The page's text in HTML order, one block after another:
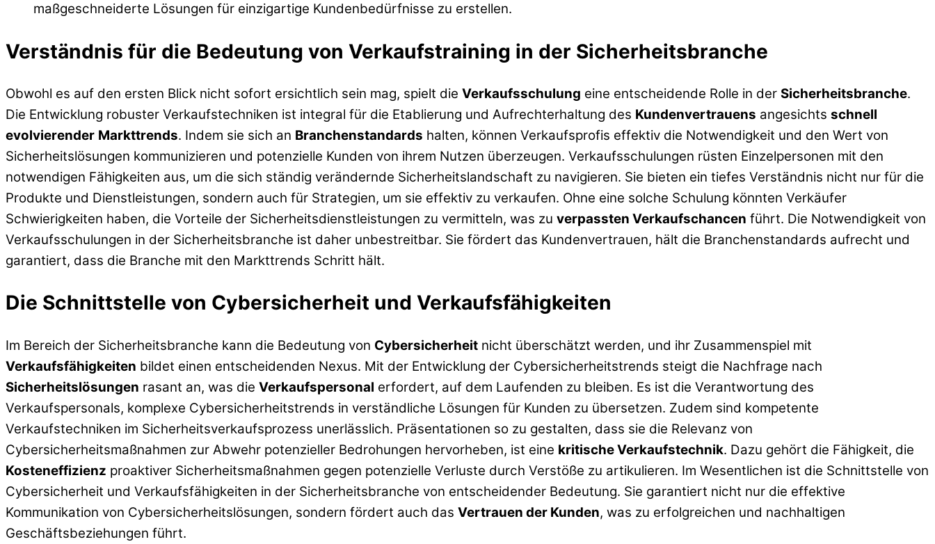
maßgeschneiderte Lösungen für einzigartige Kundenbedürfnisse zu erstellen.
Verständnis für die Bedeutung von Verkaufstraining in der Sicherheitsbranche
Obwohl es auf den ersten Blick nicht sofort ersichtlich sein mag, spielt die Verkaufsschulung eine entscheidende Rolle in der Sicherheitsbranche.
Die Entwicklung robuster Verkaufstechniken ist integral für die Etablierung und Aufrechterhaltung des Kundenvertrauens angesichts schnell
evolvierender Markttrends. Indem sie sich an Branchenstandards halten, können Verkaufsprofis effektiv die Notwendigkeit und den Wert von
Sicherheitslösungen kommunizieren und potenzielle Kunden von ihrem Nutzen überzeugen. Verkaufsschulungen rüsten Einzelpersonen mit den
notwendigen Fähigkeiten aus, um die sich ständig verändernde Sicherheitslandschaft zu navigieren. Sie bieten ein tiefes Verständnis nicht nur für die
Produkte und Dienstleistungen, sondern auch für Strategien, um sie effektiv zu verkaufen. Ohne eine solche Schulung könnten Verkäufer
Schwierigkeiten haben, die Vorteile der Sicherheitsdienstleistungen zu vermitteln, was zu verpassten Verkaufschancen führt. Die Notwendigkeit von
Verkaufsschulungen in der Sicherheitsbranche ist daher unbestreitbar. Sie fördert das Kundenvertrauen, hält die Branchenstandards aufrecht und
garantiert, dass die Branche mit den Markttrends Schritt hält.
Die Schnittstelle von Cybersicherheit und Verkaufsfähigkeiten
Im Bereich der Sicherheitsbranche kann die Bedeutung von Cybersicherheit nicht überschätzt werden, und ihr Zusammenspiel mit
Verkaufsfähigkeiten bildet einen entscheidenden Nexus. Mit der Entwicklung der Cybersicherheitstrends steigt die Nachfrage nach
Sicherheitslösungen rasant an, was die Verkaufspersonal erfordert, auf dem Laufenden zu bleiben. Es ist die Verantwortung des
Verkaufspersonals, komplexe Cybersicherheitstrends in verständliche Lösungen für Kunden zu übersetzen. Zudem sind kompetente
Verkaufstechniken im Sicherheitsverkaufsprozess unerlässlich. Präsentationen so zu gestalten, dass sie die Relevanz von
Cybersicherheitsmaßnahmen zur Abwehr potenzieller Bedrohungen hervorheben, ist eine kritische Verkaufstechnik. Dazu gehört die Fähigkeit, die
Kosteneffizienz proaktiver Sicherheitsmaßnahmen gegen potenzielle Verluste durch Verstöße zu artikulieren. Im Wesentlichen ist die Schnittstelle von
Cybersicherheit und Verkaufsfähigkeiten in der Sicherheitsbranche von entscheidender Bedeutung. Sie garantiert nicht nur die effektive
Kommunikation von Cybersicherheitslösungen, sondern fördert auch das Vertrauen der Kunden, was zu erfolgreichen und nachhaltigen
Geschäftsbeziehungen führt.